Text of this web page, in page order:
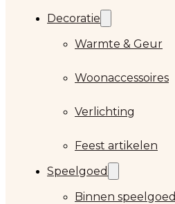
Decoratie
Warmte & Geur
Woonaccessoires
Verlichting
Feest artikelen
Speelgoed
Binnen speelgoed